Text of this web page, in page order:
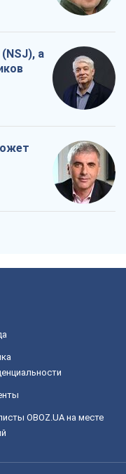
а
OBOZ.UA на месте